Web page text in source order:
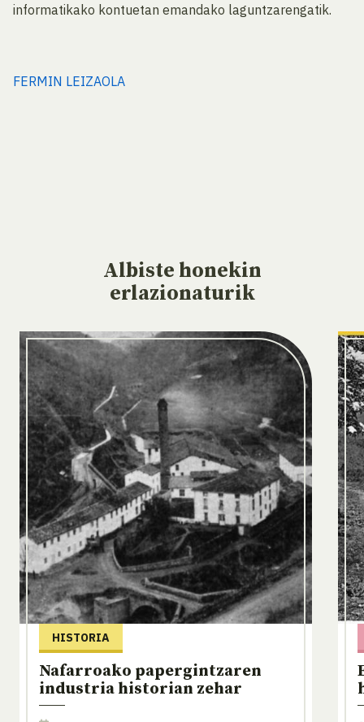
informatikako kontuetan emandako laguntzarengatik.
FERMIN LEIZAOLA
Albiste honekin
erlazionaturik
HISTORIA
Nafarroako papergintzaren
industria historian zehar